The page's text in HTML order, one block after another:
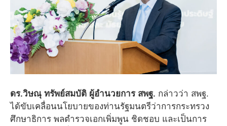
ดร.วิษณุ ทรัพย์สมบัติ ผู้อำนวยการ สพฐ. กล่าวว่า สพฐ.
ได้ขับเคลื่อนนโยบายของท่านรัฐมนตรีว่าการกระทรวง
ศึกษาธิการ พลตำรวจเอกเพิ่มพูน ชิดชอบ และเป็นการ